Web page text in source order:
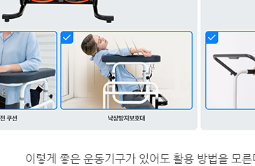
이렇게 좋은 운동기구가 있어도 활용 방법을 모